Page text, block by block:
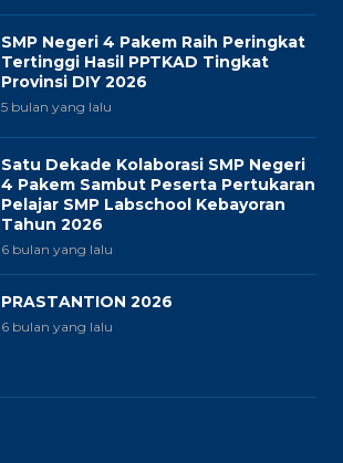
SMP Negeri 4 Pakem Raih Peringkat
Tertinggi Hasil PPTKAD Tingkat
Provinsi DIY 2026
5 bulan yang lalu
Satu Dekade Kolaborasi SMP Negeri
4 Pakem Sambut Peserta Pertukaran
Pelajar SMP Labschool Kebayoran
Tahun 2026
6 bulan yang lalu
PRASTANTION 2026
6 bulan yang lalu